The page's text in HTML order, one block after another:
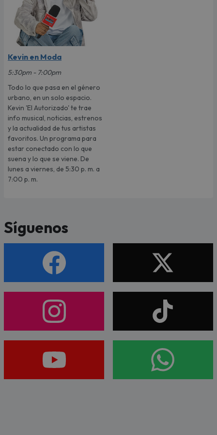
Kevin en Moda
5:30pm - 7:00pm
Todo lo que pasa en el género
urbano, en un solo espacio.
Kevin 'El Autorizado' te trae
info musical, noticias, estrenos
y la actualidad de tus artistas
favoritos. Un programa para
estar conectado con lo que
suena y lo que se viene. De
lunes a viernes, de 5:30 p. m. a
7:00 p. m.
Síguenos